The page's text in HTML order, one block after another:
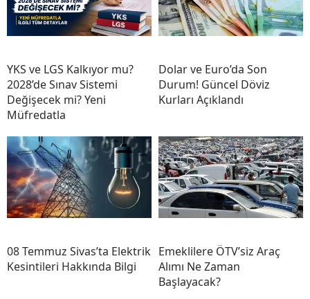
YKS ve LGS Kalkıyor mu?
2028’de Sınav Sistemi
Değişecek mi? Yeni
Müfredatla
Dolar ve Euro’da Son
Durum! Güncel Döviz
Kurları Açıklandı
08 Temmuz Sivas’ta Elektrik
Kesintileri Hakkında Bilgi
Emeklilere ÖTV’siz Araç
Alımı Ne Zaman
Başlayacak?